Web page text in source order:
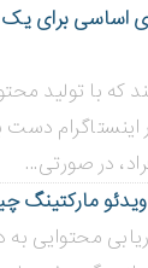
اساسی برای یک
که با تولید
اینستاگرام
در صورتی...
ویدئو
محتوایی به